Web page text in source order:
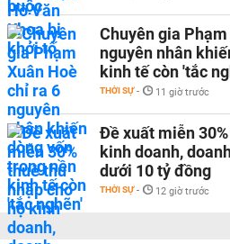
Chuyên gia
nguyên nhân
kinh tế còn 'tắc
THỜI SỰ - 11 giờ trước
Đề xuất miễn
kinh doanh,
dưới 10 tỷ đồng
THỜI SỰ - 12 giờ trước